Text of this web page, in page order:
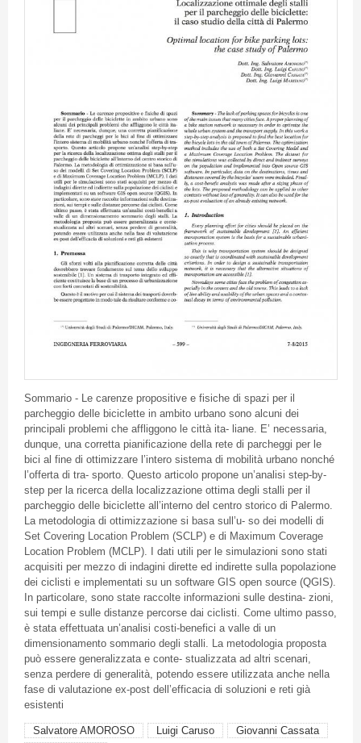
Sommario- Le carenze propositivee fisiche di spazi per il
parcheggio delle biciclettein ambito urbano sono alcuni dei
principali problemi che affliggonole città ita- liane. E’ necessaria,
dunque, una corretta pianificazione della rete di parcheggi per le
bici al fine di ottimizzare l’intero sistema di mobilità urbano nonché
l’offerta di tra- sporto. Questo articolopropone un’analisi step-by-
step per la ricerca della localizzazione ottima degli stalli per il
parcheggio delle biciclette all’internodel centro storico di Palermo.
La metodologia di ottimizzazione si basa sull’u- so dei modelli di
Set Covering Location Problem (SCLP) e di Maximum Coverage
Location Problem (MCLP). I dati utili per le simulazioni sono stati
acquisiti per mezzo di indagini dirette ed indirette sulla popolazione
dei ciclisti e implementati suun software GIS open source (QGIS).
In particolare, sonostate raccolte informazioni sulle destina- zioni,
sui tempi e sulle distanze percorse dai ciclisti. Come ultimo passo,
è stata effettuata un’analisi costi-benefici a valle di un
dimensionamento sommario degli stalli. La metodologia proposta
può essere generalizzatae conte- stualizzataad altri scenari,
senza perdere di generalità, potendo essere utilizzata anche nella
fase di valutazioneex-post dell’efficacia di soluzioni e reti già
esistenti
Salvatore AMOROSO Luigi Caruso
Giovanni Cassata